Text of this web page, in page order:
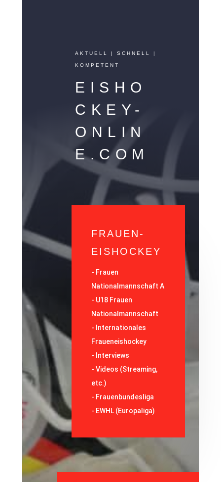
AKTUELL | SCHNELL |
KOMPETENT
EISHO
CKEY-
ONLIN
E.COM
FRAUEN-
EISHOCKEY
- Frauen
Nationalmannschaft A
- U18 Frauen
Nationalmannschaft
- Internationales
Fraueneishockey
- Interviews
-Videos (Streaming,
etc.)
- Frauenbundesliga
- EWHL (Europaliga)